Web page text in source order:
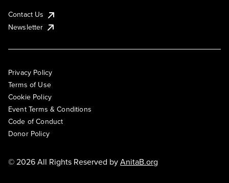
Contact Us
Newsletter
Privacy Policy
Terms of Use
Cookie Policy
Event Terms & Conditions
Code of Conduct
Donor Policy
© 2026 All Rights Reserved byAnitaB.org